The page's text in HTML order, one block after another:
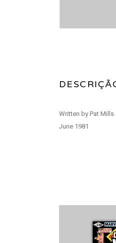
Written by Pat
June 1981